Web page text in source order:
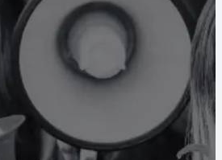
Fanshop
Welt Fanshop
Neustadt Fanshop